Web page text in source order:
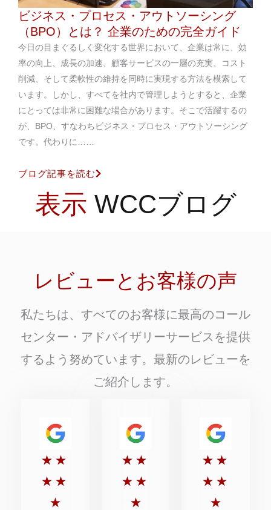
ビジネス・プロセス・アウトソーシング
（BPO）とは？ 企業のための完全ガイド
今日の目まぐるしく変化する世界において、企業は常に、効
率の向上、成長の加速、顧客サービスの一層の充実、コスト
削減、そして柔軟性の維持を同時に実現する方法を模索して
います。しかし、すべてを社内で管理しようとすると、企業
にとっては非常に困難な場合があります。そこで活躍するの
が、BPO、すなわちビジネス・プロセス・アウトソーシング
です。代わりに……
ブログ記事を読む
表示 WCCブログ
レビューとお客様の声
私たちは、すべてのお客様に最高のコール
センター・アドバイザリーサービスを提供
するよう努めています。最新のレビューを
ご紹介します。
★ ★
★ ★
★
5
点
満
★ ★
★ ★
★
5
点
満
★ ★
★ ★
★
5
点